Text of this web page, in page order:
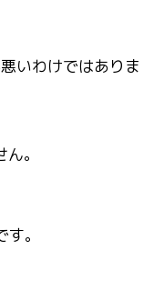
いわけではありま
。
。